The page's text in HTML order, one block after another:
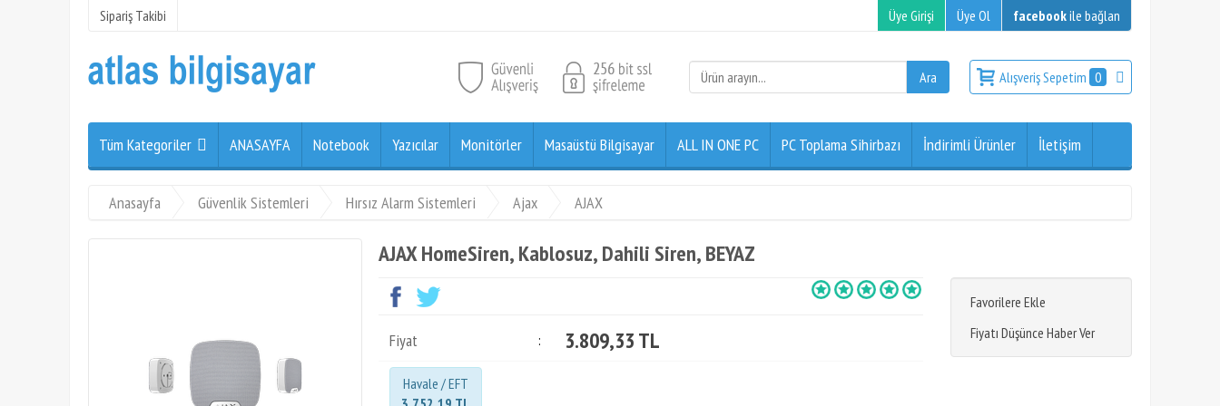
Sipariş Takibi Üye Girişi Üye Ol facebookile bağlan
Alışveriş Sepetim 0
Tüm Kategoriler ANASAYFA Notebook Yazıcılar Monitörler Masaüstü Bilgisayar ALL IN ONE PC PC Toplama Sihirbazı İndirimli Ürünler İletişim
Anasayfa Güvenlik Sistemleri Hırsız Alarm Sistemleri Ajax AJAX
AJAX HomeSiren, Kablosuz, Dahili Siren, BEYAZ
Favorilere Ekle
Fiyatı Düşünce Haber Ver
Fiyat : 3.809,33 TL
Havale / EFT